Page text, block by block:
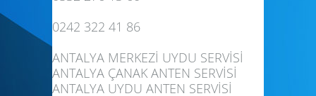
0242 322 41 86
ANTALYA MERKEZİ UYDU SERVİSİ
ANTALYA ÇANAK ANTEN SERVİSİ
ANTALYA UYDU ANTEN SERVİSİ